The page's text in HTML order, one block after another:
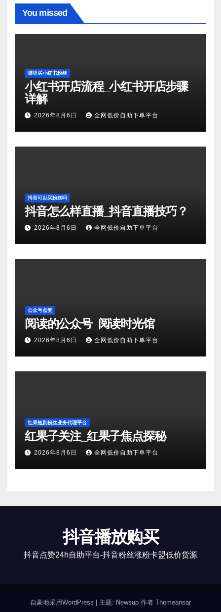
You missed
哪里买小红书粉丝
小红书开店流程_小红书开店步骤
详解
2026年8月6日 全网低价自助下单平台
抖音可以买粉丝吗
抖音怎么样直播_抖音直播技巧？
2026年8月6日 全网低价自助下单平台
公众号点赞
阅读的公众号_阅读时光馆
2026年8月6日 全网低价自助下单平台
红果短剧粉丝业务代理平台
红果子关注_红果子焦点探秘
2026年8月6日 全网低价自助下单平台
抖音播放购买
抖音点赞24h自助平台-抖音粉丝涨粉卡盟低价货源
自豪地采用WordPress 主题: Newsup 作者 Themeansar